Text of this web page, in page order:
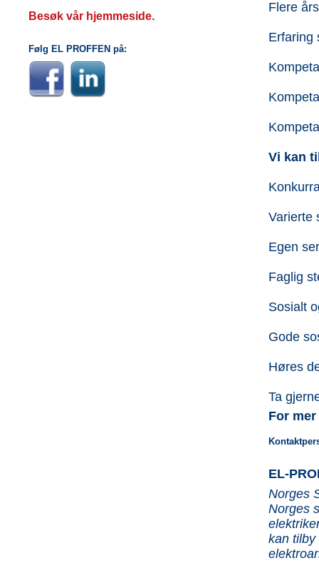
Besøk vår hjemmeside.
Følg EL PROFFEN på:
Flere
Erfaring
Vi kan
Varierte
Egen
Faglig
Sosialt
Gode
Høres
Ta
For
EL-
Norges
Norges
kan